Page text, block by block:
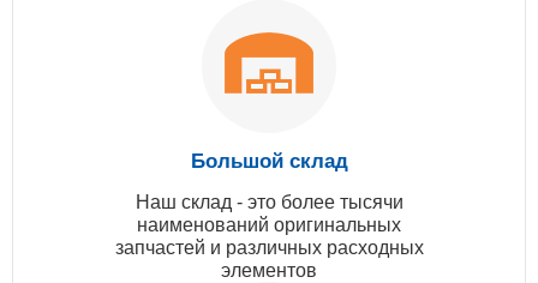
Большой склад
Наш склад - это более тысячи
наименований оригинальных
запчастей и различных расходных
элементов